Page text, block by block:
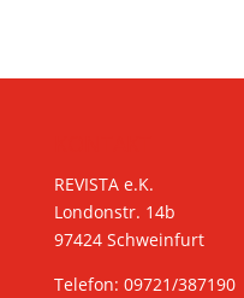
REVISTA e.K.
Londonstr. 14b
97424 Schweinfurt
Telefon: 09721/387190